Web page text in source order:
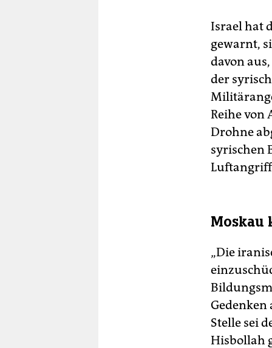
Israel hat
gewarnt,
davon
der
Reihe von
Drohne
syrischen
Moskau
„Die
Gedenken
Stelle sei
Hisbollah